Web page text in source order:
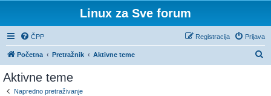
Linux za Sve forum
ČPP Prijava
Registracija
Početna Pretražnik Aktivne teme
Aktivne teme
Napredno pretraživanje